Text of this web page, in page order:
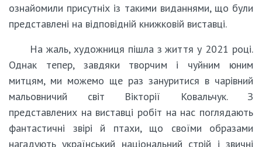
ознайомили присутніх із такими виданнями, що були
представлені на відповідній книжковій виставці.
На жаль, художниця пішла з життя у 2021 році.
Однак тепер, завдяки творчим і чуйним юним
митцям, ми можемо ще раз зануритися в чарівний
мальовничий світ Вікторії Ковальчук. З
представлених на виставці робіт на нас поглядають
фантастичні звірі й птахи, що своїми образами
нагадують український національний стрій і звичні